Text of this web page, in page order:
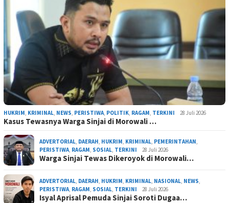
HUKRIM KRIMINAL NEWS PERISTIWA POLITIK RAGAM TERKINI 28 Juli 2026
Kasus Tewasnya Warga Sinjai di Morowali …
ADVERTORIAL DAERAH HUKRIM KRIMINAL PEMERINTAHAN
PERISTIWA RAGAM SOSIAL TERKINI 28 Juli 2026
Warga Sinjai Tewas Dikeroyok di Morowali…
ADVERTORIAL DAERAH HUKRIM KRIMINAL NASIONAL NEWS
PERISTIWA RAGAM SOSIAL TERKINI 28 Juli 2026
Isyal Aprisal Pemuda Sinjai Soroti Dugaa…